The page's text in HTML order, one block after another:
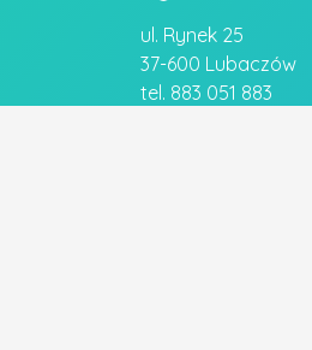
ul. Rynek 25
37-600 Lubaczów
tel. 883 051 883